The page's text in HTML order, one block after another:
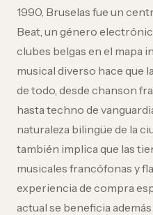
1990, Bruselas fue un
Beat, un género
clubes belgas en el mapa
musical diverso hace que
de todo, desde chanson
hasta techno de
naturaleza bilingüe de la
también implica que las
musicales francófonas y
experiencia de compra
actual se beneficia